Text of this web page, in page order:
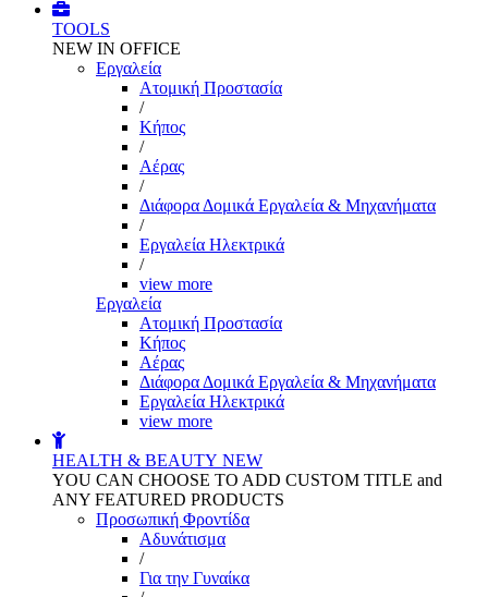
TOOLS
NEW IN OFFICE
Εργαλεία
Aτομική Προστασία
/
Kήπος
/
Αέρας
/
Διάφορα Δομικά Εργαλεία & Μηχανήματα
/
Εργαλεία Ηλεκτρικά
/
view more
Εργαλεία
Aτομική Προστασία
Kήπος
Αέρας
Διάφορα Δομικά Εργαλεία & Μηχανήματα
Εργαλεία Ηλεκτρικά
view more
HEALTH & BEAUTY NEW
YOU CAN CHOOSE TO ADD CUSTOM TITLE and
ANY FEATURED PRODUCTS
Προσωπική Φροντίδα
Αδυνάτισμα
/
Για την Γυναίκα